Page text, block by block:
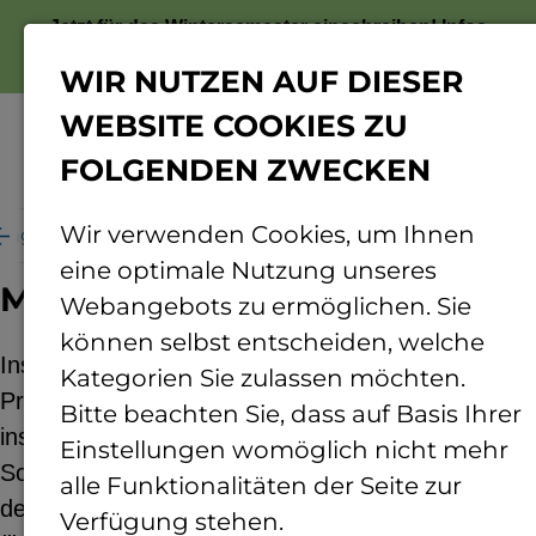
Jetzt für das Wintersemester einschreiben!Infos
Rund ums Forschen Projekte Insect4Wel
Mehr Tierwohl durch Insekten
Insekten gewinnen zunehmend als alternative
Proteinquelle in der Tierernährung an Bedeutung,
insbesondere im Vergleich zu
Sojaextraktionsschrot oder Fischmehl. Die Larven
der Schwarzen Soldatenfliege (BSFL,
WIR NUTZEN AUF DIESER
WEBSITE COOKIES ZU
FOLGENDEN ZWECKEN
Wir verwenden Cookies, um Ihnen
eine optimale Nutzung unseres
Webangebots zu ermöglichen. Sie
können selbst entscheiden, welche
Kategorien Sie zulassen möchten.
Bitte beachten Sie, dass auf Basis Ihrer
Einstellungen womöglich nicht mehr
alle Funktionalitäten der Seite zur
Verfügung stehen.